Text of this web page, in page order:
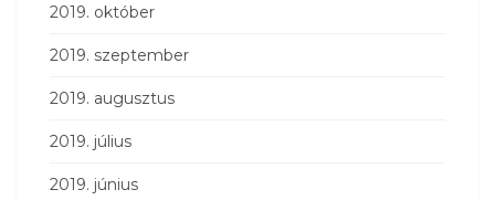
2019. október
2019. szeptember
2019. augusztus
2019. július
2019. június